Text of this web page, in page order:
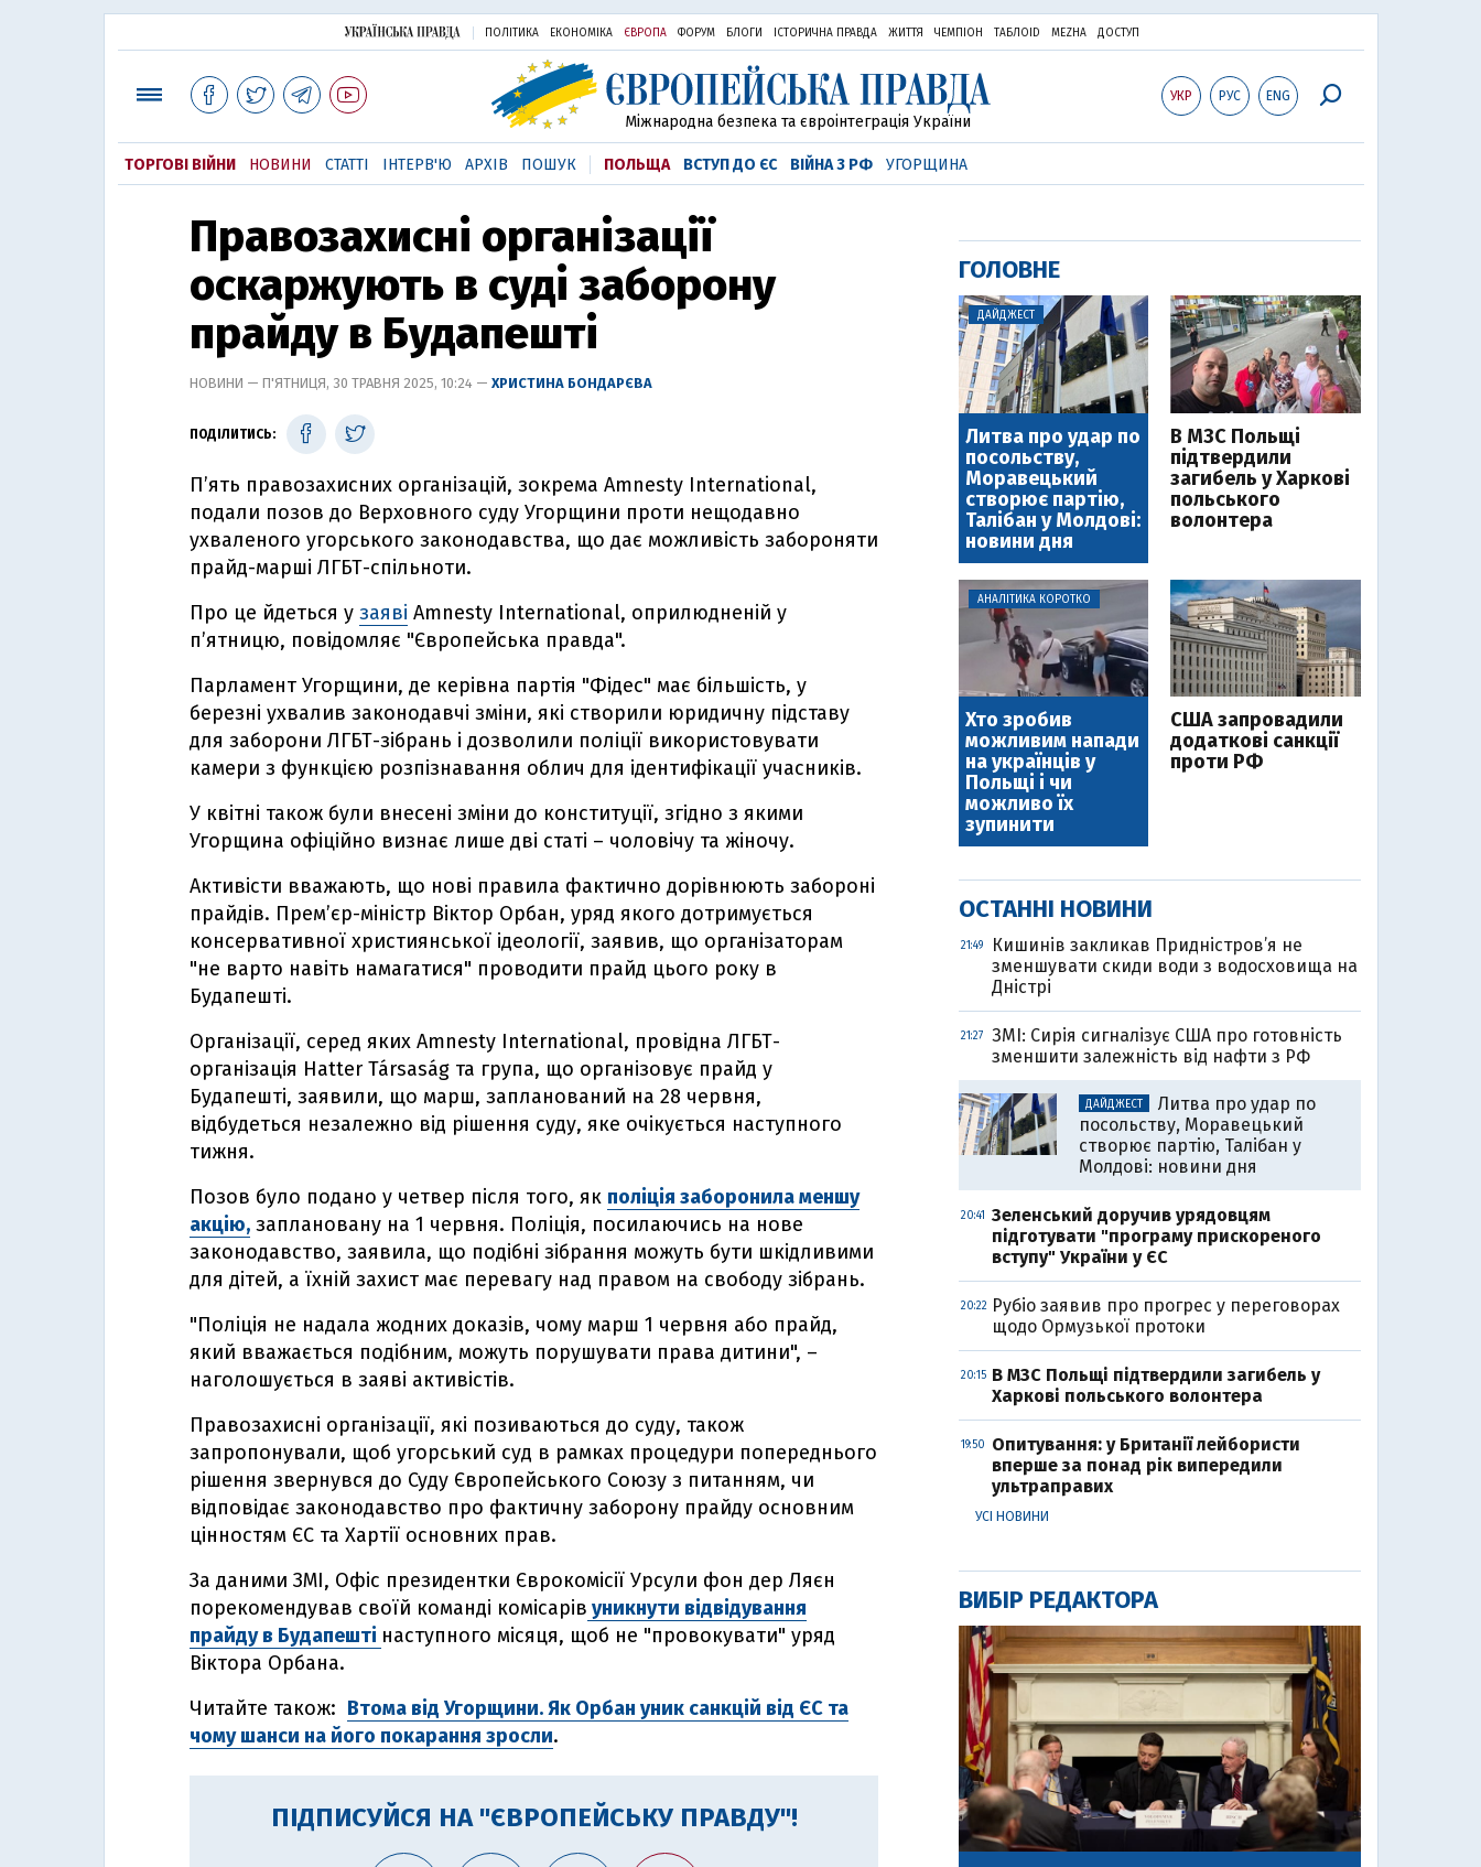
ПОЛІТИКА ЕКОНОМІКА ЄВРОПА ФОРУМ БЛОГИ ІСТОРИЧНА ПРАВДА ЖИТТЯ ЧЕМПІОН ТАБЛОID MEZHA ДОСТУП
УКР РУС ENG
Міжнародна безпека та євроінтеграція України
ТОРГОВІ ВІЙНИ НОВИНИ СТАТТІ ІНТЕРВ'Ю АРХІВ ПОШУК ПОЛЬЩА ВСТУП ДО ЄС ВІЙНА З РФ УГОРЩИНА
Правозахисні організації
оскаржують в суді заборону
прайду в Будапешті
НОВИНИ — П'ЯТНИЦЯ, 30 ТРАВНЯ 2025, 10:24 — ХРИСТИНА БОНДАРЄВА
ПОДІЛИТИСЬ:
П’ять правозахисних організацій, зокрема Amnesty International,
подали позов до Верховного суду Угорщини проти нещодавно
ухваленого угорського законодавства, що дає можливість забороняти
прайд-марші ЛГБТ-спільноти.
Про це йдеться у заяві Amnesty International, оприлюдненій у
п’ятницю, повідомляє "Європейська правда".
Парламент Угорщини, де керівна партія "Фідес" має більшість, у
березні ухвалив законодавчі зміни, які створили юридичну підставу
для заборони ЛГБТ-зібрань і дозволили поліції використовувати
камери з функцією розпізнавання облич для ідентифікації учасників.
У квітні також були внесені зміни до конституції, згідно з якими
Угорщина офіційно визнає лише дві статі – чоловічу та жіночу.
Активісти вважають, що нові правила фактично дорівнюють забороні
прайдів. Прем’єр-міністр Віктор Орбан, уряд якого дотримується
консервативної християнської ідеології, заявив, що організаторам
"не варто навіть намагатися" проводити прайд цього року в
Будапешті.
Організації, серед яких Amnesty International, провідна ЛГБТ-
організація Hatter Társaság та група, що організовує прайд у
Будапешті, заявили, що марш, запланований на 28 червня,
відбудеться незалежно від рішення суду, яке очікується наступного
тижня.
Позов було подано у четвер після того, як поліція заборонила меншу
акцію, заплановану на 1 червня. Поліція, посилаючись на нове
законодавство, заявила, що подібні зібрання можуть бути шкідливими
для дітей, а їхній захист має перевагу над правом на свободу зібрань.
"Поліція не надала жодних доказів, чому марш 1 червня або прайд,
який вважається подібним, можуть порушувати права дитини", –
наголошується в заяві активістів.
Правозахисні організації, які позиваються до суду, також
запропонували, щоб угорський суд в рамках процедури попереднього
рішення звернувся до Суду Європейського Союзу з питанням, чи
відповідає законодавство про фактичну заборону прайду основним
цінностям ЄС та Хартії основних прав.
За даними ЗМІ, Офіс президентки Єврокомісії Урсули фон дер Ляєн
порекомендував своїй команді комісарів уникнути відвідування
прайду в Будапешті наступного місяця, щоб не "провокувати" уряд
Віктора Орбана.
Читайте також: Втома від Угорщини. Як Орбан уник санкцій від ЄС та
чому шанси на його покарання зросли.
ПІДПИСУЙСЯ НА "ЄВРОПЕЙСЬКУ ПРАВДУ"!
ГОЛОВНЕ
ДАЙДЖЕСТ
Литва про удар по
посольству,
Моравецький
створює партію,
Талібан у Молдові:
новини дня
В МЗС Польщі
підтвердили
загибель у Харкові
польського
волонтера
АНАЛІТИКА КОРОТКО
Хто зробив
можливим напади
на українців у
Польщі і чи
можливо їх
зупинити
США запровадили
додаткові санкції
проти РФ
ОСТАННІ НОВИНИ
21:49
Кишинів закликав Придністров’я не
зменшувати скиди води з водосховища на
Дністрі
21:27
ЗМІ: Сирія сигналізує США про готовність
зменшити залежність від нафти з РФ
ДАЙДЖЕСТ
Литва про удар по
посольству, Моравецький
створює партію, Талібан у
Молдові: новини дня
20:41
Зеленський доручив урядовцям
підготувати "програму прискореного
вступу" України у ЄС
20:22
Рубіо заявив про прогрес у переговорах
щодо Ормузької протоки
20:15 В МЗС Польщі підтвердили загибель у
Харкові польського волонтера
19:50
Опитування: у Британії лейбористи
вперше за понад рік випередили
ультраправих
УСІ НОВИНИ
ВИБІР РЕДАКТОРА